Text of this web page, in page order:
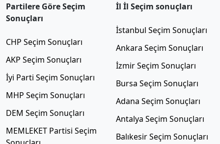
Partilere Göre Seçim
Sonuçları
CHP Seçim Sonuçları
AKP Seçim Sonuçları
İyi Parti Seçim Sonuçları
MHP Seçim Sonuçları
DEM Seçim Sonuçları
MEMLEKET Partisi Seçim
İl İl Seçim sonuçları
İstanbul Seçim Sonuçları
Ankara Seçim Sonuçları
İzmir Seçim Sonuçları
Bursa Seçim Sonuçları
Adana Seçim Sonuçları
Antalya Seçim Sonuçları
Balıkesir Seçim Sonuçları